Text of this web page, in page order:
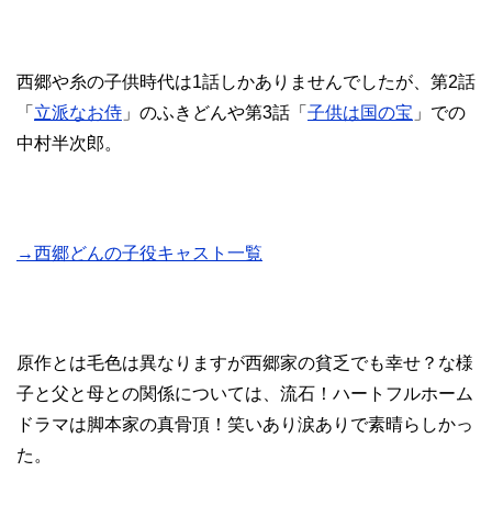
西郷や糸の子供時代は1話しかありませんでしたが、第2話
「 立派なお侍 」のふきどんや第3話「 子供は国の宝 」での
中村半次郎。
→西郷どんの子役キャスト一覧
原作とは毛色は異なりますが西郷家の貧乏でも幸せ？な様
子と父と母との関係については、流石！ハートフルホーム
ドラマは脚本家の真骨頂！笑いあり涙ありで素晴らしかっ
た。